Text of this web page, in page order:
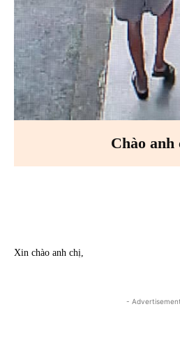
Chào anh
Xin chào anh chị,
-